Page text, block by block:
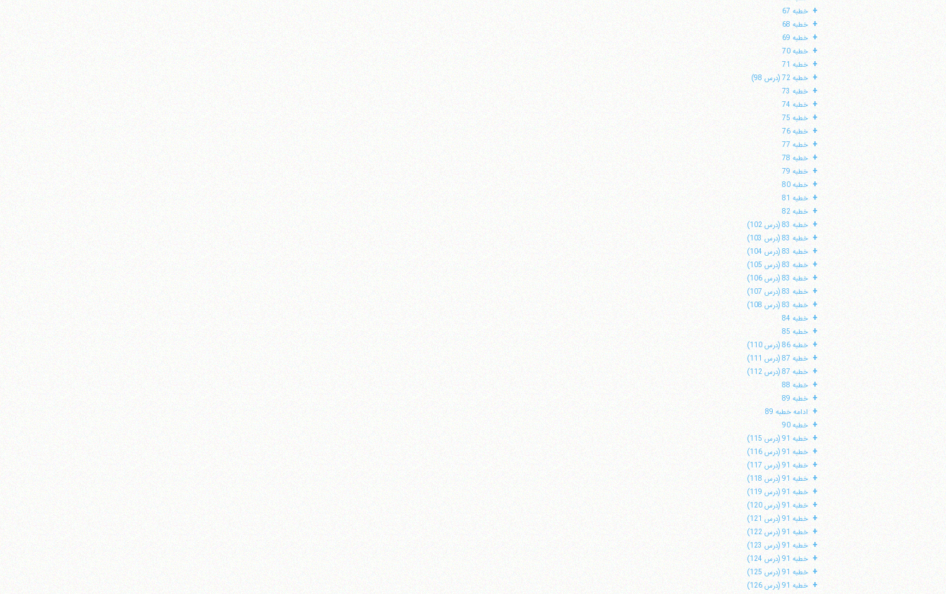
+ خطبه 67
+ خطبه 68
+ خطبه 69
+ خطبه 70
+ خطبه 71
+ خطبه 72 (درس 98)
+ خطبه 73
+ خطبه 74
+ خطبه 75
+ خطبه 76
+ خطبه 77
+ خطبه 78
+ خطبه 79
+ خطبه 80
+ خطبه 81
+ خطبه 82
+ خطبه 83 (درس 102)
+ خطبه 83 (درس 103)
+ خطبه 83 (درس 104)
+ خطبه 83 (درس 105)
+ خطبه 83 (درس 106)
+ خطبه 83 (درس 107)
+ خطبه 83 (درس 108)
+ خطبه 84
+ خطبه 85
+ خطبه 86 (درس 110)
+ خطبه 87 (درس 111)
+ خطبه 87 (درس 112)
+ خطبه 88
+ خطبه 89
+ ادامه خطبه 89
+ خطبه 90
+ خطبه 91 (درس 115)
+ خطبه 91 (درس 116)
+ خطبه 91 (درس 117)
+ خطبه 91 (درس 118)
+ خطبه 91 (درس 119)
+ خطبه 91 (درس 120)
+ خطبه 91 (درس 121)
+ خطبه 91 (درس 122)
+ خطبه 91 (درس 123)
+ خطبه 91 (درس 124)
+ خطبه 91 (درس 125)
+ خطبه 91 (درس 126)